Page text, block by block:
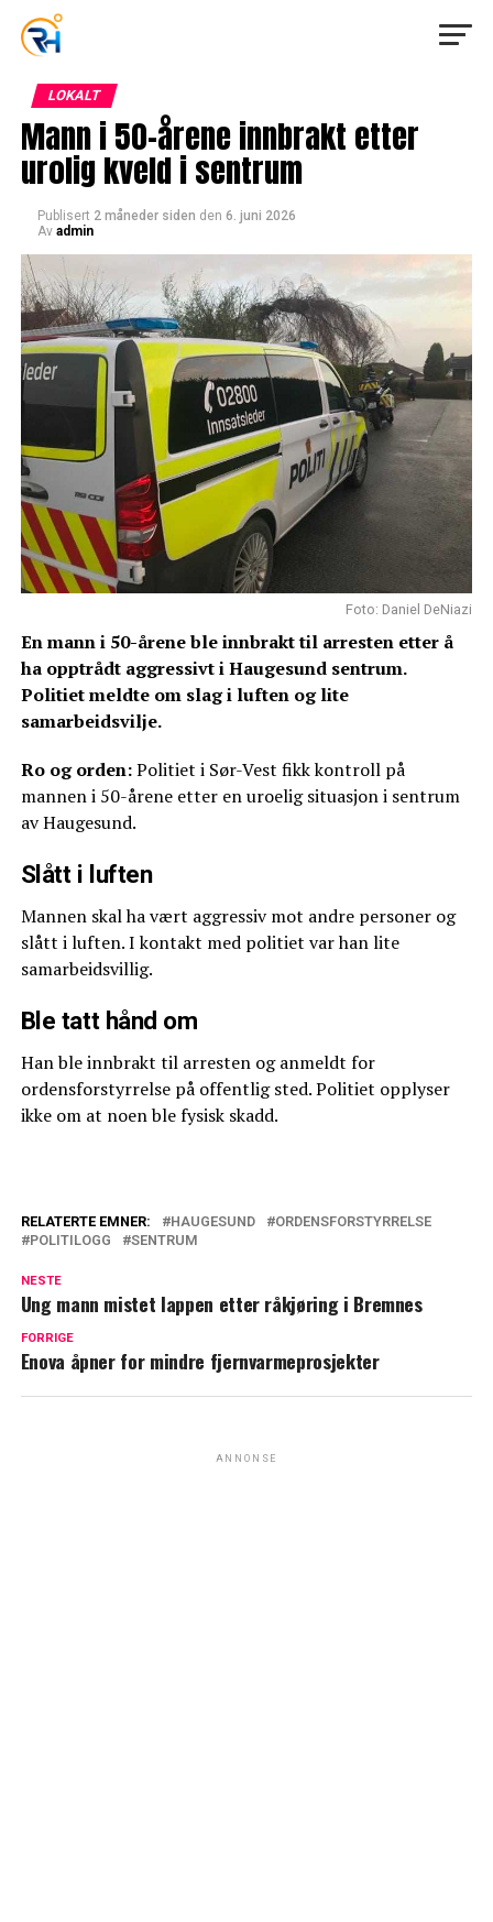
LOKALT
Mann i 50-årene innbrakt etter
urolig kveld i sentrum
Publisert 2 måneder siden den 6. juni 2026
Av admin
Foto: Daniel DeNiazi
En mann i 50-årene ble innbrakt til arresten etter å
ha opptrådt aggressivt i Haugesund sentrum.
Politiet meldte om slag i luften og lite
samarbeidsvilje.
Ro og orden:Politiet i Sør-Vest fikk kontroll på
mannen i 50-årene etter en uroelig situasjon i sentrum
av Haugesund.
Slått i luften
Mannen skal ha vært aggressiv mot andre personer og
slått i luften. I kontakt med politiet var han lite
samarbeidsvillig.
Ble tatt hånd om
Han ble innbrakt til arresten og anmeldt for
ordensforstyrrelse på offentlig sted. Politiet opplyser
ikke om at noen ble fysisk skadd.
RELATERTE EMNER: HAUGESUND
ORDENSFORSTYRRELSE
POLITILOGG
SENTRUM
NESTE
Ung mann mistet lappen etter råkjøring i Bremnes
FORRIGE
Enova åpner for mindre fjernvarmeprosjekter
ANNONSE